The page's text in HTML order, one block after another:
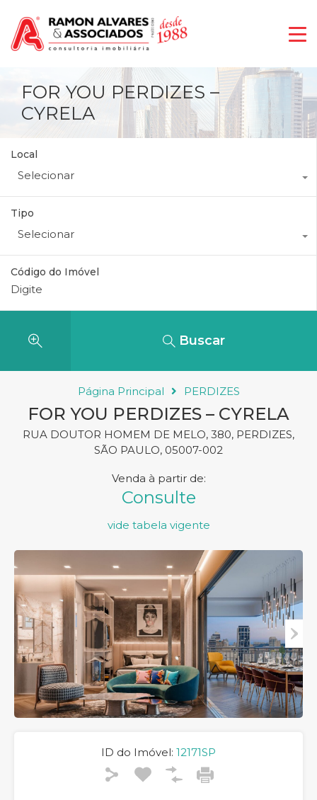
FOR YOU PERDIZES –
CYRELA
Local
Selecionar
Tipo
Selecionar
Código do Imóvel
Buscar
Página Principal PERDIZES
FOR YOU PERDIZES – CYRELA
RUA DOUTOR HOMEM DE MELO, 380, PERDIZES,
SÃO PAULO, 05007-002
Venda
Consulte
ID do Imóvel: 12171SP